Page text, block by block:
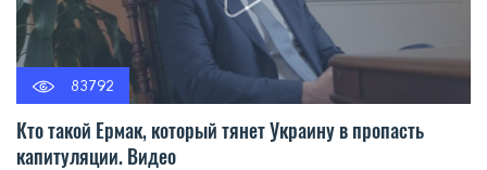
83792
Кто такой Ермак, который тянет Украину в пропасть
капитуляции. Видео